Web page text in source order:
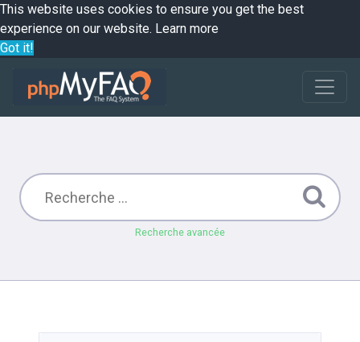
This website uses cookies to ensure you get the best
experience on our website. Learn more
Got it!
Recherche avancée